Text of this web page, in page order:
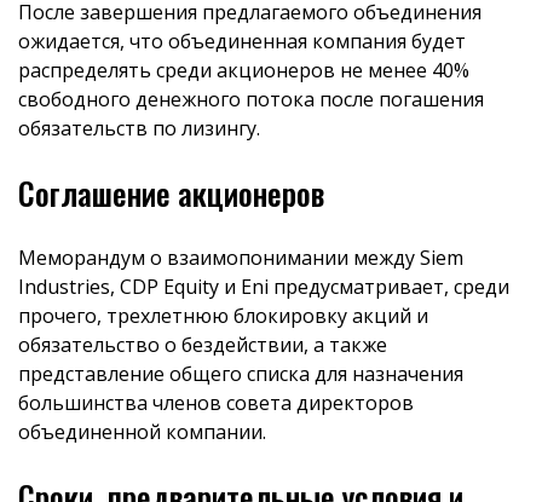
После завершения предлагаемого объединения
ожидается, что объединенная компания будет
распределять среди акционеров не менее 40%
свободного денежного потока после погашения
обязательств по лизингу.
Соглашение акционеров
Меморандум о взаимопонимании между Siem
Industries, CDP Equity и Eni предусматривает, среди
прочего, трехлетнюю блокировку акций и
обязательство о бездействии, а также
представление общего списка для назначения
большинства членов совета директоров
объединенной компании.